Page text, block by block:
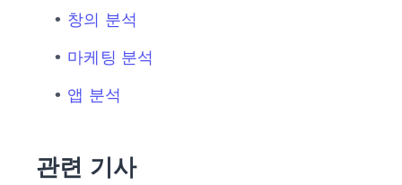
창의 분석
마케팅 분석
앱 분석
관련 기사